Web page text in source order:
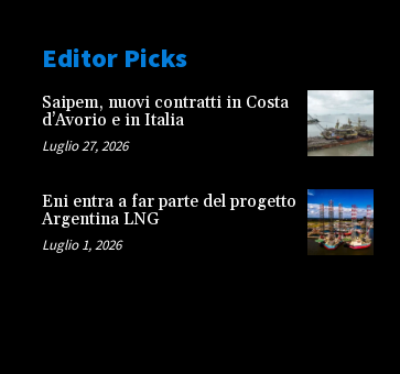
Editor Picks
Saipem, nuovi contratti in Costa
d’Avorio e in Italia
Luglio 27, 2026
Eni entra a far parte del progetto
Argentina LNG
Luglio 1, 2026